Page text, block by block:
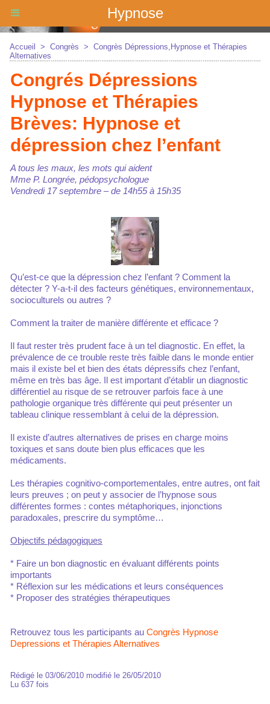
Hypnose
Accueil > Congrès > Congrès Dépressions,Hypnose et Thérapies
Alternatives
Congrés Dépressions
Hypnose et Thérapies
Brèves: Hypnose et
dépression chez l’enfant
A tous les maux, les mots qui aident
Mme P. Longrée, pédopsychologue
Vendredi 17 septembre – de 14h55 à 15h35
Qu’est-ce que la dépression chez l’enfant ? Comment la
détecter ? Y-a-t-il des facteurs génétiques, environnementaux,
socioculturels ou autres ?
Comment la traiter de manière différente et efficace ?
Il faut rester très prudent face à un tel diagnostic. En effet, la
prévalence de ce trouble reste très faible dans le monde entier
mais il existe bel et bien des états dépressifs chez l’enfant,
même en très bas âge. Il est important d’établir un diagnostic
différentiel au risque de se retrouver parfois face à une
pathologie organique très différente qui peut présenter un
tableau clinique ressemblant à celui de la dépression.
Il existe d’autres alternatives de prises en charge moins
toxiques et sans doute bien plus efficaces que les
médicaments.
Les thérapies cognitivo-comportementales, entre autres, ont fait
leurs preuves ; on peut y associer de l’hypnose sous
différentes formes : contes métaphoriques, injonctions
paradoxales, prescrire du symptôme…
Objectifs pédagogiques
* Faire un bon diagnostic en évaluant différents points
importants
* Réflexion sur les médications et leurs conséquences
* Proposer des stratégies thérapeutiques
Retrouvez tous les participants au Congrès Hypnose
Depressions et Thérapies Alternatives
Rédigé le 03/06/2010 modifié le 26/05/2010
Lu 637 fois